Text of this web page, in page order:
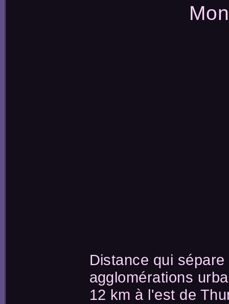
Distance qui
agglomérations
12 km à l'est de